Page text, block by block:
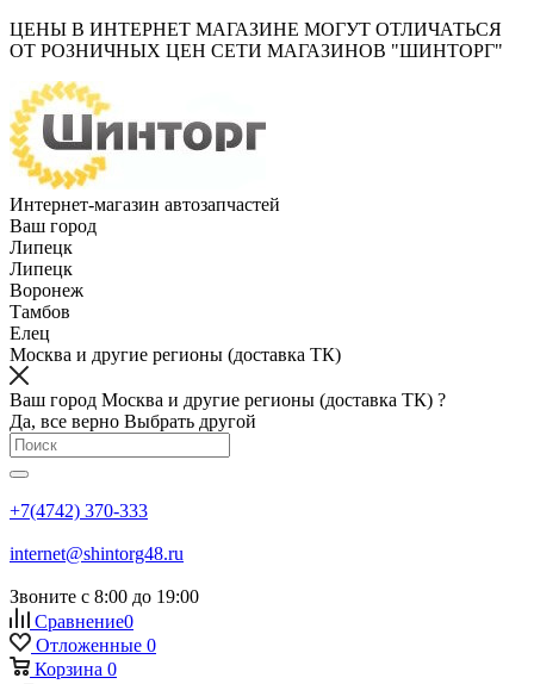
ЦЕНЫ В ИНТЕРНЕТ МАГАЗИНЕ МОГУТ ОТЛИЧАТЬСЯ
ОТ РОЗНИЧНЫХ ЦЕН СЕТИ МАГАЗИНОВ "ШИНТОРГ"
Интернет-магазин автозапчастей
Ваш город
Липецк
Липецк
Воронеж
Тамбов
Елец
Москва и другие регионы (доставка ТК)
Ваш город Москва и другие регионы (доставка ТК) ?
Да, все верно Выбрать другой
+7(4742) 370-333
internet@shintorg48.ru
Звоните с 8:00 до 19:00
Сравнение0
Отложенные 0
Корзина 0